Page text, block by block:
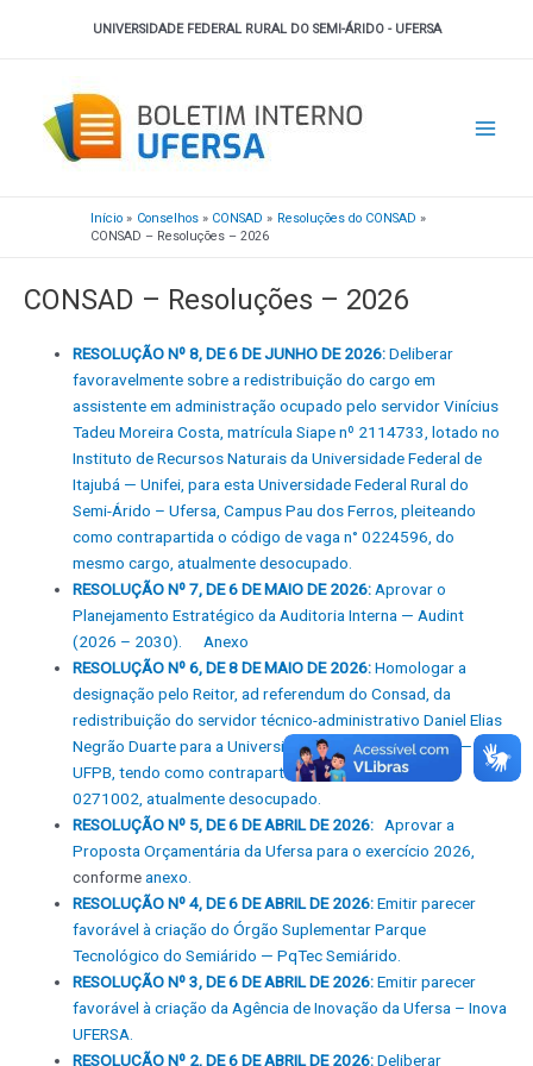
UNIVERSIDADE FEDERAL RURAL DO SEMI-ÁRIDO - UFERSA
Menu
Início Conselhos CONSAD
Resoluções do CONSAD
CONSAD – Resoluções – 2026
CONSAD – Resoluções – 2026
RESOLUÇÃO Nº 8, DE 6 DE JUNHO DE 2026:Deliberar
favoravelmente sobre a redistribuição do cargo em
assistente em administração ocupado pelo servidor Vinícius
Tadeu Moreira Costa, matrícula Siape nº 2114733, lotado no
Instituto de Recursos Naturais da Universidade Federal de
Itajubá — Unifei, para esta Universidade Federal Rural do
Semi-Árido – Ufersa, Campus Pau dos Ferros, pleiteando
como contrapartida o código de vaga n° 0224596, do
mesmo cargo, atualmente desocupado.
RESOLUÇÃO Nº 7, DE 6 DE MAIO DE 2026:Aprovar o
Planejamento Estratégico da Auditoria Interna — Audint
(2026 – 2030).
Anexo
RESOLUÇÃO Nº 6, DE 8 DE MAIO DE 2026:Homologar a
designação pelo Reitor, ad referendum do Consad, da
redistribuição do servidor técnico-administrativo Daniel Elias
Negrão Duarte para a Universidade Federal da Paraíba —
UFPB, tendo como contrapartida o código de vaga nº
0271002, atualmente desocupado.
RESOLUÇÃO Nº 5, DE 6 DE ABRIL DE 2026: Aprovar a
Proposta Orçamentária da Ufersa para o exercício 2026,
conformeanexo.
RESOLUÇÃO Nº 4, DE 6 DE ABRIL DE 2026:Emitir parecer
favorável à criação do Órgão Suplementar Parque
Tecnológico do Semiárido — PqTec Semiárido.
RESOLUÇÃO Nº 3, DE 6 DE ABRIL DE 2026:Emitir parecer
favorável à criação da Agência de Inovação da Ufersa – Inova
UFERSA.
RESOLUÇÃO Nº 2, DE 6 DE ABRIL DE 2026:Deliberar